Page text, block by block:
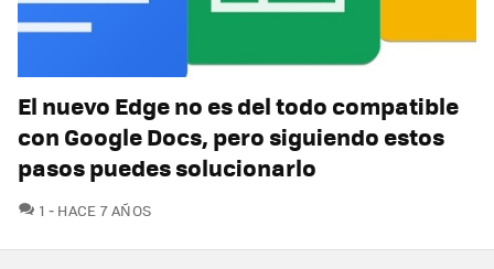
El nuevo Edge no es del todo compatible
con Google Docs, pero siguiendo estos
pasos puedes solucionarlo
1 COMENTARIOS
HACE 7 AÑOS